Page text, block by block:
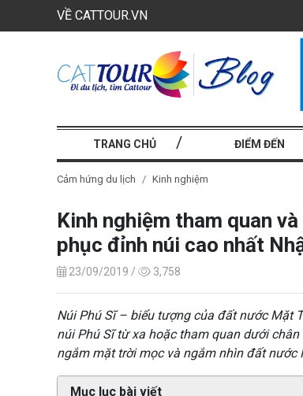
VỀ CATTOUR.VN
TRANG CHỦ ĐIỂM ĐẾN
Cảm hứng du lịch Kinh nghiệm
Kinh nghiệm tham quan
phục đỉnh núi cao nhất
23/09/2019 / 3,758
Núi Phú Sĩ – biểu tượng của đất nước Mặt
núi Phú Sĩ từ xa hoặc tham quan dưới
ngắm mặt trời mọc và ngắm nhìn đất nước
Mục lục bài viết